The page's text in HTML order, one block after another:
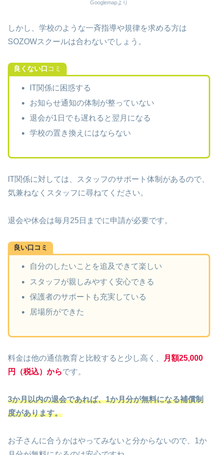
Googlemapより
しかし、学校のような一斉指導や規律を求める方は
SOZOWスクールは合わないでしょう。
良くない口 コミ
IT関係に困惑する
お知らせ通知の体制が整っていない
退会が1日でも遅れると翌月になる
学校の置き換えにはならない
IT関係に対しては、スタッフのサポート体制があるので、
気兼ねなくスタッフに尋ねてください。
退会や休会は毎月25日までに申請が必要です。
良い口コミ
自分のしたいことを追及できて楽しい
スタッフが親しみやすく安心できる
保護者のサポートも充実している
居場所ができた
料金は他の通信教育と比較すると少し高く、
月額25,000
円（税込）からです。
3か月以内の退会であれば、1か月分が無料になる補償制
度があります。
お子さんに合うかはやってみないと分からないので、1か